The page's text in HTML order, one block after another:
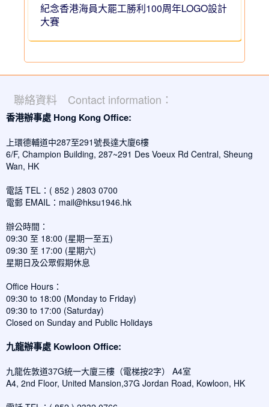
紀念香港海員大罷工勝利100周年LOGO設計
大賽
聯絡資料 Contact information：
香港辦事處 Hong Kong Office:
上環德輔道中287至291號長達大廈6樓
6/F, Champion Building, 287~291 Des Voeux Rd Central, Sheung
Wan, HK
電話 TEL：( 852 ) 2803 0700
電郵 EMAIL： mail@hksu1946.hk
辦公時間：
09:30 至 18:00 (星期一至五)
09:30 至 17:00 (星期六)
星期日及公眾假期休息
Office Hours：
09:30 to 18:00 (Monday to Friday)
09:30 to 17:00 (Saturday)
Closed on Sunday and Public Holidays
九龍辦事處 Kowloon Office:
九龍佐敦道37G統一大廈三樓（電梯按2字） A4室
A4, 2nd Floor, United Mansion,37G Jordan Road, Kowloon, HK